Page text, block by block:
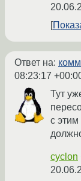
Ответ на:
08:23:17
Тут
с этим
cyclon